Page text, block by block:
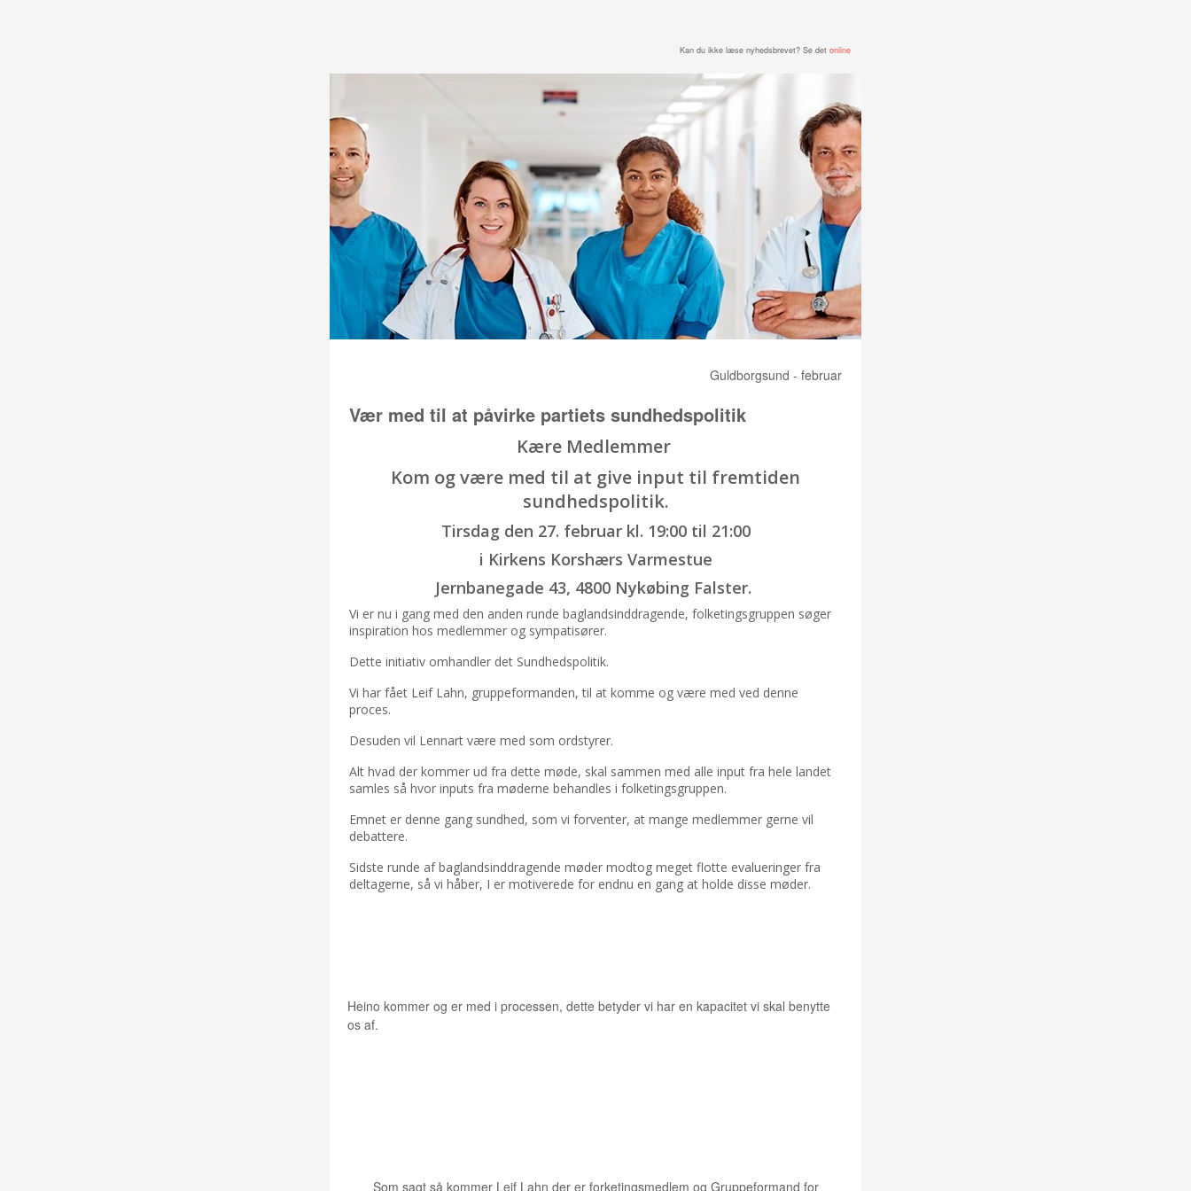
Kan du ikke læse nyhedsbrevet? Se det online
Guldborgsund - februar
Vær med til at påvirke partiets sundhedspolitik
Kære Medlemmer
Kom og være med til at give input til fremtiden
sundhedspolitik.
Tirsdag den 27. februar kl. 19:00 til 21:00
i Kirkens Korshærs Varmestue
Jernbanegade 43, 4800 Nykøbing Falster.
Vi er nu i gang med den anden runde baglandsinddragende, folketingsgruppen søger
inspiration hos medlemmer og sympatisører.
Dette initiativ omhandler det Sundhedspolitik.
Vi har fået Leif Lahn, gruppeformanden, til at komme og være med ved denne
proces.
Desuden vil Lennart være med som ordstyrer.
Alt hvad der kommer ud fra dette møde, skal sammen med alle input fra hele landet
samles så hvor inputs fra møderne behandles i folketingsgruppen.
Emnet er denne gang sundhed, som vi forventer, at mange medlemmer gerne vil
debattere.
Sidste runde af baglandsinddragende møder modtog meget flotte evalueringer fra
deltagerne, så vi håber, I er motiverede for endnu en gang at holde disse møder.
Heino kommer og er med i processen, dette betyder vi har en kapacitet vi skal benytte
os af.
Som sagt så kommer Leif Lahn der er forketingsmedlem og Gruppeformand for